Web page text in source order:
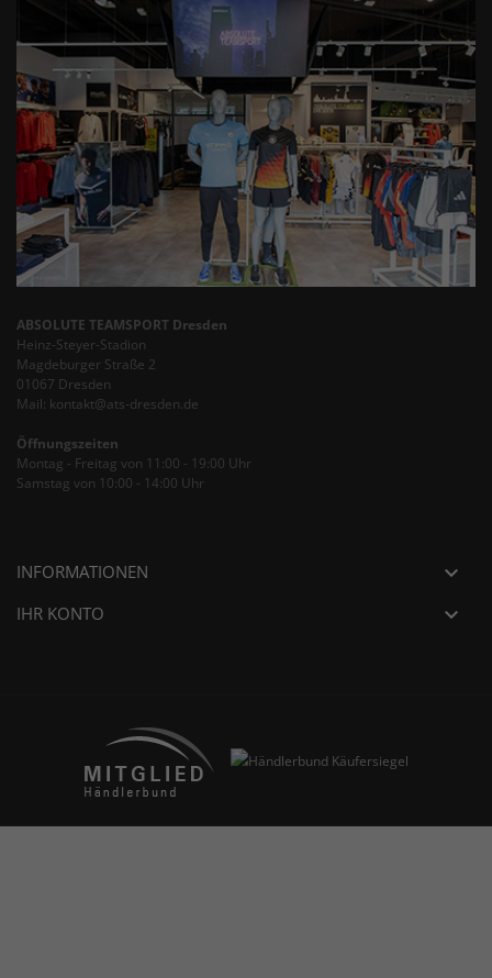
ABSOLUTE TEAMSPORT Dresden
Heinz-Steyer-Stadion
Magdeburger Straße 2
01067 Dresden
Mail: kontakt@ats-dresden.de
Öffnungszeiten
Montag - Freitag von 11:00 - 19:00 Uhr
Samstag von 10:00 - 14:00 Uhr
INFORMATIONEN 
IHR KONTO 